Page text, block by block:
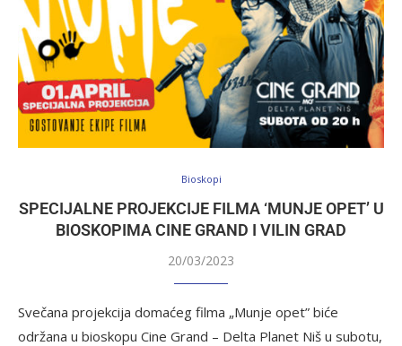
Bioskopi
SPECIJALNE PROJEKCIJE FILMA ‘MUNJE OPET’ U
BIOSKOPIMA CINE GRAND I VILIN GRAD
20/03/2023
Svečana projekcija domaćeg filma „Munje opet” biće
održana u bioskopu Cine Grand – Delta Planet Niš u subotu,